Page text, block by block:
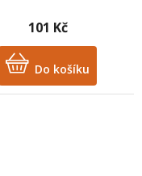
101 Kč
Do košíku